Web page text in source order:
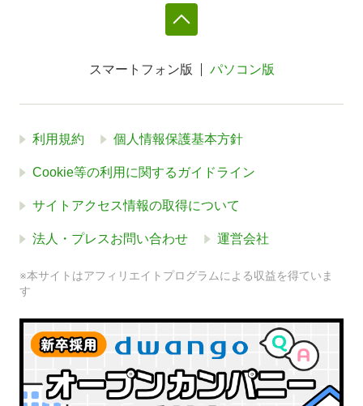
スマートフォン版 パソコン版
利用規約 個人情報保護基本方針
Cookie等の利用に関するガイドライン
サイトアクセス情報の取得について
法人・プレスお問い合わせ 運営会社
※本サイトはアフィリエイトプログラムによる収益を得ていま
す